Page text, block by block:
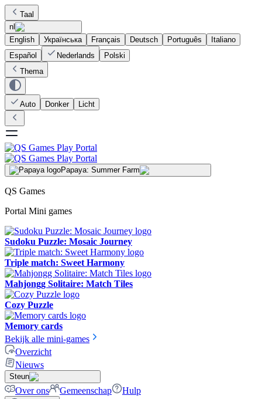
Taal
nl
English
Українська Français Deutsch Português
Italiano
Español
Nederlands
Polski
Thema
Auto Donker Licht
Papaya: Summer Farm
QS Games
Portal Mini games
Sudoku Puzzle: Mosaic Journey
Triple match: Sweet Harmony
Mahjongg Solitaire: Match Tiles
Cozy Puzzle
Memory cards
Bekijk alle mini-games
Overzicht
Nieuws
Steun
Over ons Gemeenschap Hulp